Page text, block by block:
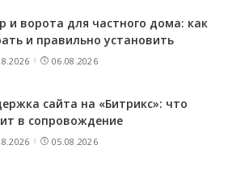
и ворота для частного дома: как
и правильно установить
06.08.2026
сайта на «Битрикс»: что
в сопровождение
05.08.2026